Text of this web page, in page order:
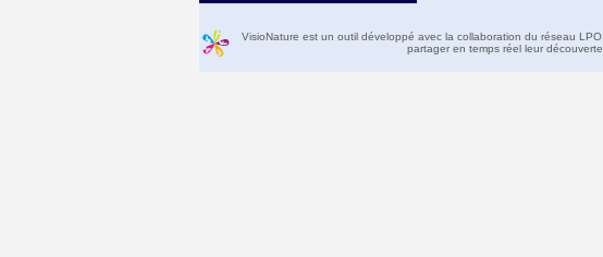
VisioNature est un outil développé avec la collaboration du réseau
partager en temps réel leur